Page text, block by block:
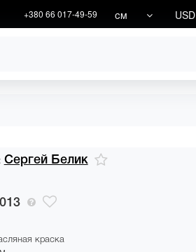
+380 66 017-49-59 см USD
Сергей Белик
краска